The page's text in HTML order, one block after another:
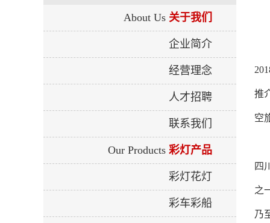
推
空
四
之
乃
About Us 关于我们
企业简介
经营理念
人才招聘
联系我们
Our Products 彩灯产品
彩灯花灯
彩车彩船